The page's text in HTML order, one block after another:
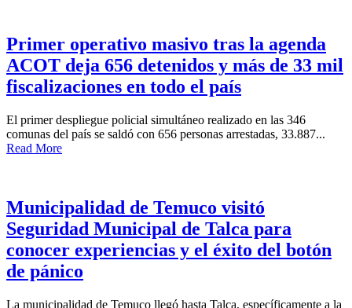
Primer operativo masivo tras la agenda
ACOT deja 656 detenidos y más de 33 mil
fiscalizaciones en todo el país
El primer despliegue policial simultáneo realizado en las 346
comunas del país se saldó con 656 personas arrestadas, 33.887...
Read More
Municipalidad de Temuco visitó
Seguridad Municipal de Talca para
conocer experiencias y el éxito del botón
de pánico
La municipalidad de Temuco llegó hasta Talca, específicamente a la